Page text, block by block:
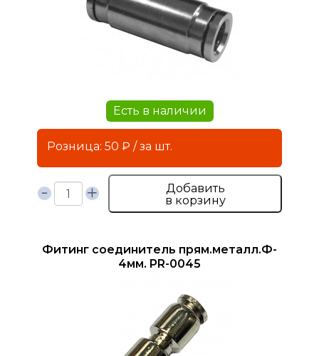
Есть в наличии
Розница: 50 ₽ / за шт.
Добавить
в корзину
Фитинг соединитель прям.металл.Ф-
4мм. PR-0045